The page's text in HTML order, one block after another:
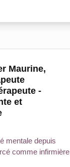
Maurine,
-
et
mentale depuis
comme infirmière